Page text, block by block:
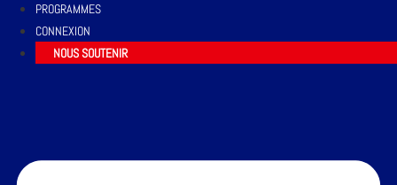
PROGRAMMES
CONNEXION
NOUS SOUTENIR